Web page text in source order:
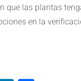
que las plantas
en la